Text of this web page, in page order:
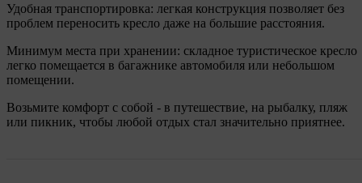
Удобная транспортировка: легкая конструкция позволяет без
проблем переносить кресло даже на большие расстояния.
Минимум места при хранении: складное туристическое кресло
легко помещается в багажнике автомобиля или небольшом
помещении.
Возьмите комфорт с собой - в путешествие, на рыбалку, пляж
или пикник, чтобы любой отдых стал значительно приятнее.